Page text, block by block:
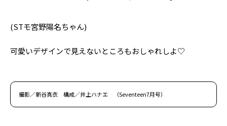
(STモ宮野陽名ちゃん)
可愛いデザインで見えないところもおしゃれしよ♡
撮影／新谷真衣 構成／井上ハナエ （Seventeen7月号）